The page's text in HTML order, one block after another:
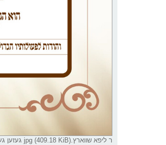
ר ליפא שווארץ.jpg (409.18 KiB) געזען געווארן 1089 מאל